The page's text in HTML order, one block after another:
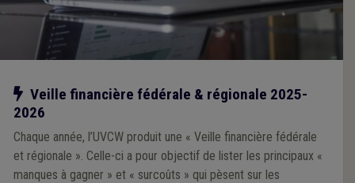
Notre action
Veille financière fédérale & régionale 2025-
2026
Chaque année, l’UVCW produit une « Veille financière fédérale
et régionale ». Celle-ci a pour objectif de lister les principaux «
manques à gagner » et « surcoûts » qui pèsent sur les